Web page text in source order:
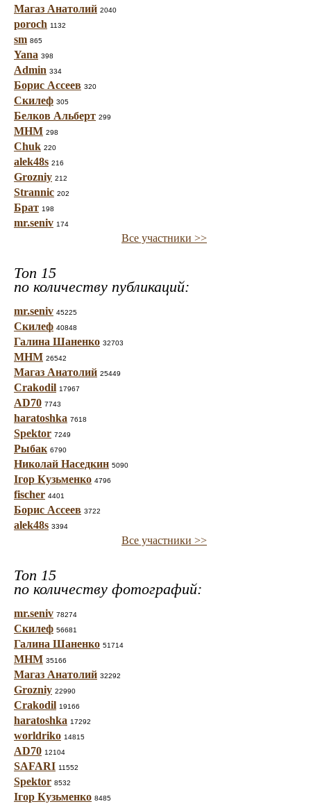
Магаз Анатолий 2040
poroch 1132
sm 865
Yana 398
Admin 334
Борис Ассеев 320
Скилеф 305
Белков Альберт 299
МНМ 298
Chuk 220
alek48s 216
Grozniy 212
Strannic 202
Брат 198
mr.seniv 174
Все участники >>
Топ 15
по количеству публикаций:
mr.seniv 45225
Скилеф 40848
Галина Шаненко 32703
МНМ 26542
Магаз Анатолий 25449
Crakodil 17967
AD70 7743
haratoshka 7618
Spektor 7249
Рыбак 6790
Николай Наседкин 5090
Ігор Кузьменко 4796
fischer 4401
Борис Ассеев 3722
alek48s 3394
Все участники >>
Топ 15
по количеству фотографий:
mr.seniv 78274
Скилеф 56681
Галина Шаненко 51714
МНМ 35166
Магаз Анатолий 32292
Grozniy 22990
Crakodil 19166
haratoshka 17292
worldriko 14815
AD70 12104
SAFARI 11552
Spektor 8532
Ігор Кузьменко 8485